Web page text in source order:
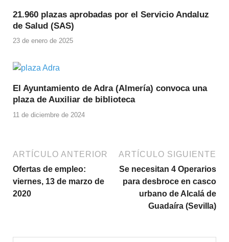
21.960 plazas aprobadas por el Servicio Andaluz
de Salud (SAS)
23 de enero de 2025
El Ayuntamiento de Adra (Almería) convoca una
plaza de Auxiliar de biblioteca
11 de diciembre de 2024
ARTÍCULO ANTERIOR
Ofertas de empleo:
viernes, 13 de marzo de
2020
ARTÍCULO SIGUIENTE
Se necesitan 4 Operarios
para desbroce en casco
urbano de Alcalá de
Guadaíra (Sevilla)